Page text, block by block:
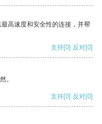
高速度和安全性的连接，并帮
支持[0] 反对[0]
。
支持[0] 反对[0]